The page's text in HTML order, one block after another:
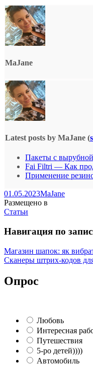
MaJane
Latest posts by MaJane (
Пакеты с
Fai Filtri — Как
Применение
01.05.2023MaJane
Размещено в
Статьи
Навигация по
Магазин шапок: як
Сканеры штрих-кодов
Опрос
Любовь
Интересная
Путешествия
5-ро детей))))
Автомобиль